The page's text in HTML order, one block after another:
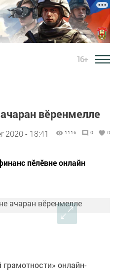
16+
вӗренмелле
2020 - 18:41 1116 0 0
пӗлӗвне онлайн
онлайн-